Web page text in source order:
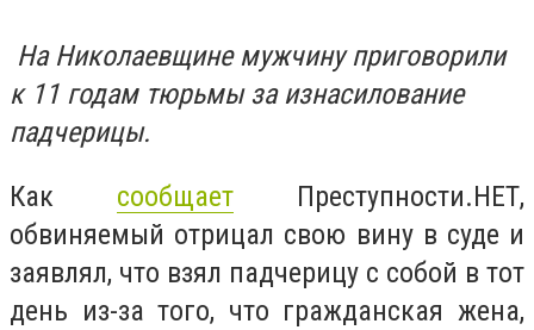
На Николаевщине мужчину приговорили
к 11 годам тюрьмы за изнасилование
падчерицы.
Как сообщает Преступности.НЕТ,
обвиняемый отрицал свою вину в суде и
заявлял, что взял падчерицу с собой в тот
день из-за того, что гражданская жена,